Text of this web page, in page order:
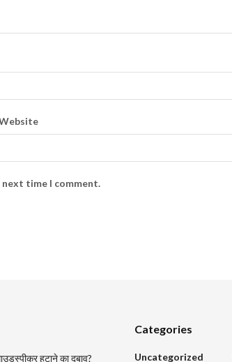
next time I comment.
हटाने का दबाव?
Categories
Uncategorized